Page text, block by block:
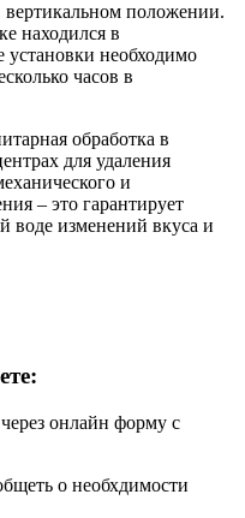
вертикальном положении.
находился в
установки необходимо
часов в
обработка в
для удаления
и
– это гарантирует
воде изменений вкуса и
онлайн форму с
о необхдимости